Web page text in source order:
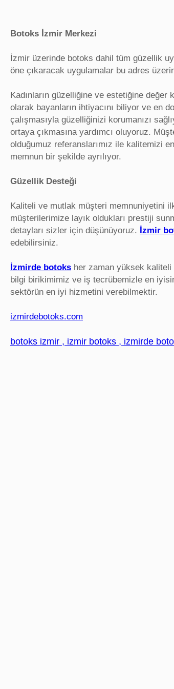
Botoks İzmir Merkezi
İzmir üzerinde botoks dahil tüm güzellik
öne çıkaracak uygulamalar bu adres
Kadınların güzelliğine ve estetiğine
olarak bayanların ihtiyacını biliyor ve en
çalışmasıyla güzelliğinizi korumanızı
ortaya çıkmasına yardımcı oluyoruz.
olduğumuz referanslarımız ile kalitemizi
memnun bir şekilde ayrılıyor.
Güzellik Desteği
Kaliteli ve mutlak müşteri memnuniyetini
müşterilerimize layık oldukları prestiji
detayları sizler için düşünüyoruz. İzmir
edebilirsiniz.
İzmirde botoks her zaman yüksek kaliteli
bilgi birikimimiz ve iş tecrübemizle en
sektörün en iyi hizmetini verebilmektir.
izmirdebotoks.com
botoks izmir , izmir botoks , izmirde